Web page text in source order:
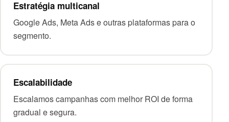
Estratégia multicanal
Google Ads, Meta Ads e outras plataformas para o
segmento.
Escalabilidade
Escalamos campanhas com melhor ROI de forma
gradual e segura.